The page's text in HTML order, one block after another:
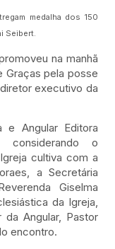
medalha dos 150
Seibert.
na manhã
Graças pela posse
executivo da
e Angular Editora
considerando o
cultiva com a
a Secretária
Giselma
da Igreja,
Angular, Pastor
encontro.